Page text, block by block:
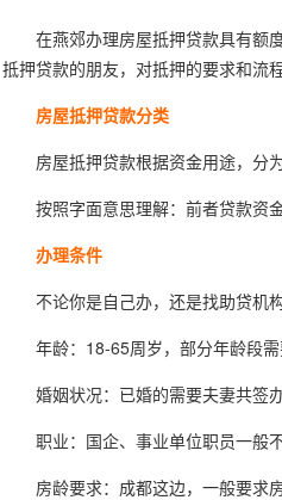
在燕郊办理房屋抵押贷款具有额度
抵押贷款的朋友，对抵押的要求和流
房屋抵押贷款分类
房屋抵押贷款根据资金用途，分为
按照字面意思理解：前者贷款资金
办理条件
不论你是自己办，还是找助贷机构
年龄：18-65周岁，部分年龄段需
婚姻状况：已婚的需要夫妻共签办
职业：国企、事业单位职员一般不
房龄要求：成都这边，一般要求